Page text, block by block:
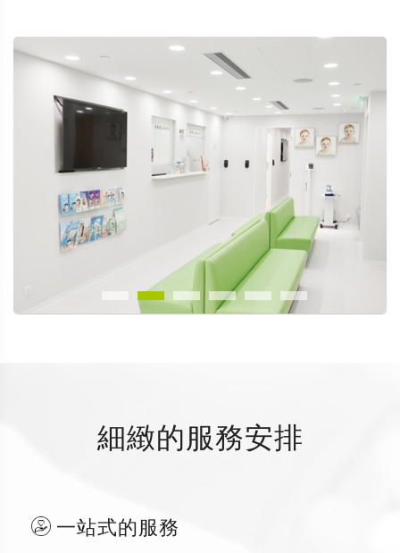
細緻的服務安排
一站式的服務